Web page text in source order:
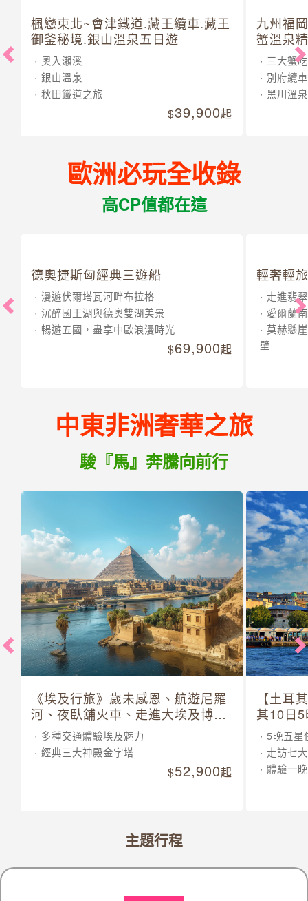
楓戀東北~會津鐵道.藏王纜車.藏王
御釜秘境.銀山溫泉五日遊
奧入瀨溪
銀山溫泉
秋田鐵道之旅
39,900起
九州福
蟹溫泉
三大蟹
別府纜車
黑川溫泉
歐洲必玩全收錄
高CP值都在這
德奧捷斯匈經典三遊船
漫遊伏爾塔瓦河畔布拉格
沉醉國王湖與德奧雙湖美景
暢遊五國，盡享中歐浪漫時光
69,900起
輕奢輕
走進翡
愛爾蘭
莫赫懸
壁
中東非洲奢華之旅
駿『馬』奔騰向前行
《埃及行旅》歲未感恩、航遊尼羅
河、夜臥舖火車、走進大埃及博物
館 10 日
多種交通體驗埃及魅力
經典三大神殿金字塔
52,900起
【土耳
其10日
5晚五星
走訪七
體驗一
主題行程